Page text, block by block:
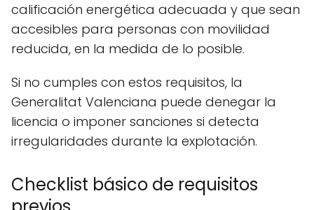
calificación energética adecuada y que sean
accesibles para personas con movilidad
reducida, en la medida de lo posible.
Si no cumples con estos requisitos, la
Generalitat Valenciana puede denegar la
licencia o imponer sanciones si detecta
irregularidades durante la explotación.
Checklist básico de requisitos